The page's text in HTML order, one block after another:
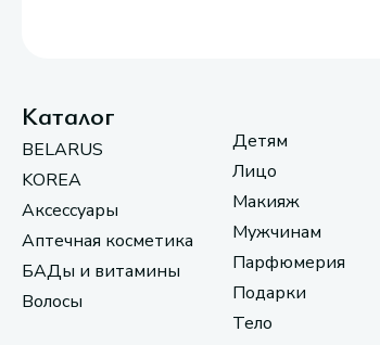
Каталог
BELARUS
KOREA
Аксессуары
Аптечная косметика
БАДы и витамины
Волосы
Детям
Лицо
Макияж
Мужчинам
Парфюмерия
Подарки
Тело